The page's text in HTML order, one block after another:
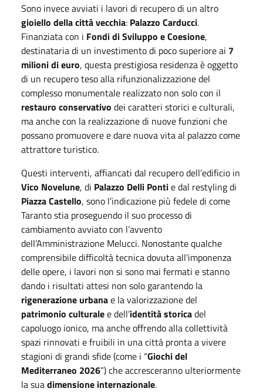
Sono invece avviati i lavori di recupero di un altro
gioiello della città vecchia: Palazzo Carducci.
Finanziata con i Fondi di Sviluppo e Coesione,
destinataria di un investimento di poco superiore ai 7
milioni di euro, questa prestigiosa residenza è oggetto
di un recupero teso alla rifunzionalizzazione del
complesso monumentale realizzato non solo con il
restauro conservativo dei caratteri storici e culturali,
ma anche con la realizzazione di nuove funzioni che
possano promuovere e dare nuova vita al palazzo come
attrattore turistico.
Questi interventi, affiancati dal recupero dell’edificio in
Vico Novelune, di Palazzo Delli Pontie dal restyling di
Piazza Castello, sono l’indicazione più fedele di come
Taranto stia proseguendo il suo processo di
cambiamento avviato con l’avvento
dell’Amministrazione Melucci. Nonostante qualche
comprensibile difficoltà tecnica dovuta all'imponenza
delle opere, i lavori non si sono mai fermati e stanno
dando i risultati attesi non solo garantendo la
rigenerazione urbanae la valorizzazione del
patrimonio culturalee dell’identità storicadel
capoluogo ionico, ma anche offrendo alla collettività
spazi rinnovati e fruibili in una città pronta a vivere
stagioni di grandi sfide (come i “Giochi del
Mediterraneo 2026”) che accresceranno ulteriormente
la suadimensione internazionale.